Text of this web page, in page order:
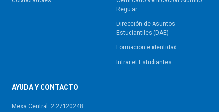
Regular
Dirección de Asuntos
Estudiantiles (DAE)
Formación e identidad
Intranet Estudiantes
AYUDA Y CONTACTO
Mesa Central: 2 27120248